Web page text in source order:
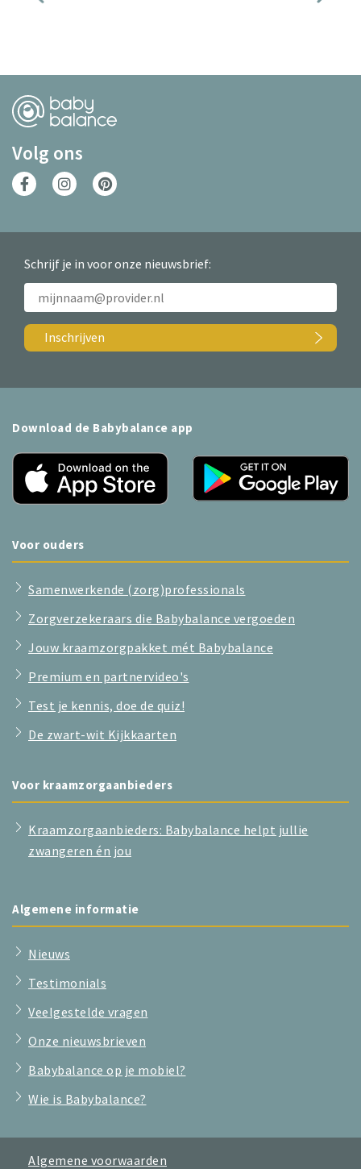
Volg ons
Schrijf je in voor onze nieuwsbrief:
Inschrijven
Download de Babybalance app
Voor ouders
Samenwerkende (zorg)professionals
Zorgverzekeraars die Babybalance vergoeden
Jouw kraamzorgpakket mét Babybalance
Premium en partnervideo's
Test je kennis, doe de quiz!
De zwart-wit Kijkkaarten
Voor kraamzorgaanbieders
Kraamzorgaanbieders: Babybalance helpt jullie
zwangeren én jou
Algemene informatie
Nieuws
Testimonials
Veelgestelde vragen
Onze nieuwsbrieven
Babybalance op je mobiel?
Wie is Babybalance?
Algemene voorwaarden